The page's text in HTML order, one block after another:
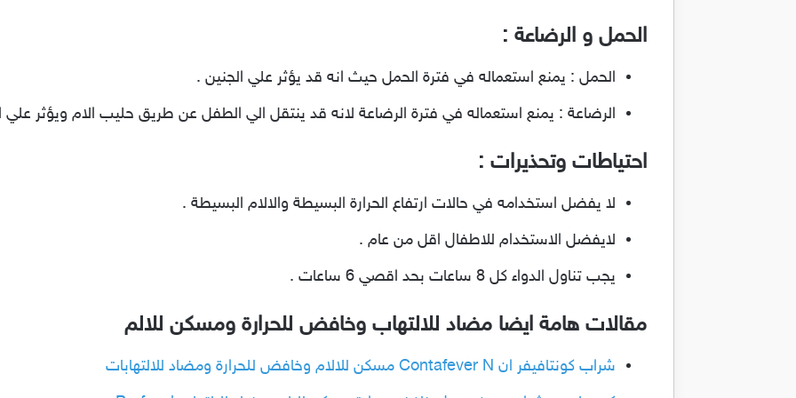
الحمل و الرضاعة :
الحمل : يمنع استعماله في فترة الحمل حيث انه قد يؤثر علي الجنين .
الرضاعة : يمنع استعماله في فترة الرضاعة لانه قد ينتقل الي الطفل عن طريق حليب الام ويؤثر علي
احتياطات وتحذيرات :
لا يفضل استخدامه في حالات ارتفاع الحرارة البسيطة والالام البسيطة .
لايفضل الاستخدام للاطفال اقل من عام .
يجب تناول الدواء كل 8 ساعات بحد اقصي 6 ساعات .
مقالات هامة ايضا مضاد للالتهاب وخافض للحرارة ومسكن للالم
شراب كونتافيفر ان Contafever N مسكن للالام وخافض للحرارة ومضاد للالتهابات